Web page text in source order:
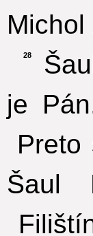
Michol
28
je
Šaul